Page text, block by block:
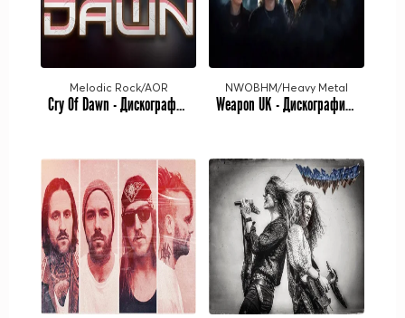
Melodic Rock/AOR
Cry Of Dawn - Дискография (2016-2023)
NWOBHM/Heavy Metal
Weapon UK - Дискография (1980-2023)